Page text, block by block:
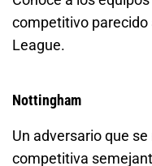
competitivo parecido
League.
Nottingham
Un adversario que
competitiva